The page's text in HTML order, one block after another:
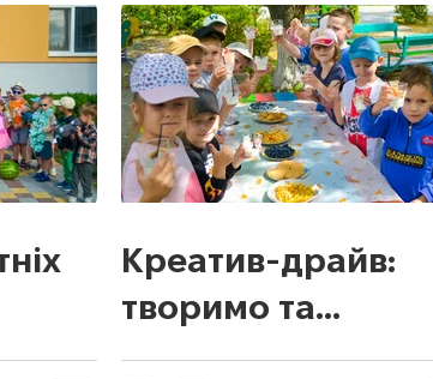
Креатив-драйв:
творимо та
вигадуємо!